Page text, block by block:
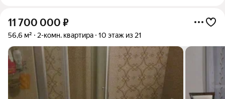
11 700 000 ₽
56,6 м² 2-комн. квартира 10 этаж из 21